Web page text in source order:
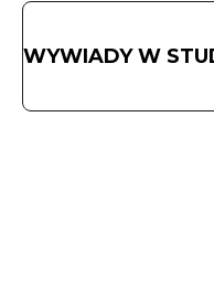
WYWIADY W